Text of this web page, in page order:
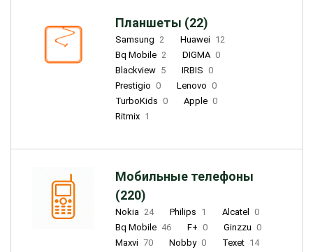
Планшеты (22)
Samsung 2 Huawei 12
Bq Mobile 2 DIGMA 0
Blackview 5 IRBIS 0
Prestigio 0 Lenovo 0
TurboKids 0 Apple 0
Ritmix 1
Мобильные телефоны
(220)
Nokia 24 Philips 1 Alcatel
0
Bq Mobile 46 F+ 0 Ginzzu 0
Maxvi 70 Nobby 0 Texet 14